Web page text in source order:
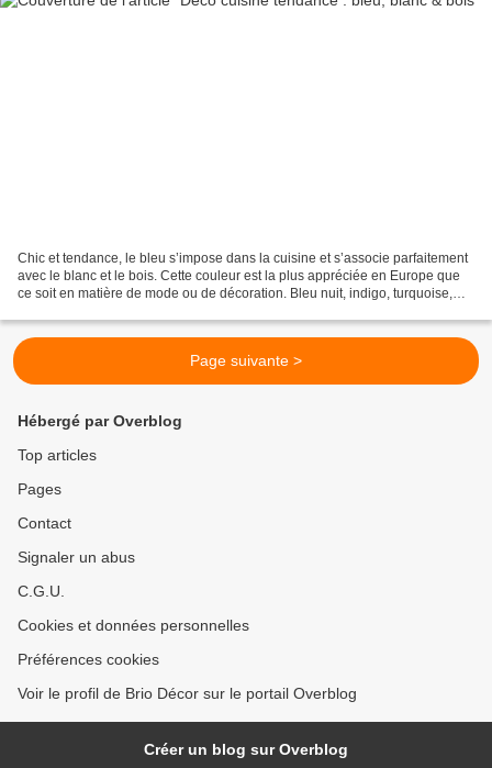
Chic et tendance, le bleu s’impose dans la cuisine et s’associe parfaitement
avec le blanc et le bois. Cette couleur est la plus appréciée en Europe que
ce soit en matière de mode ou de décoration. Bleu nuit, indigo, turquoise,
Page suivante >
Hébergé par Overblog
Top articles
Pages
Contact
Signaler un abus
C.G.U.
Cookies et données personnelles
Préférences cookies
Voir le profil de Brio Décor sur le portail Overblog
Créer un blog sur Overblog